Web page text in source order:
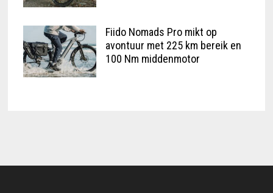
Fiido Nomads Pro mikt op
avontuur met 225 km bereik en
100 Nm middenmotor